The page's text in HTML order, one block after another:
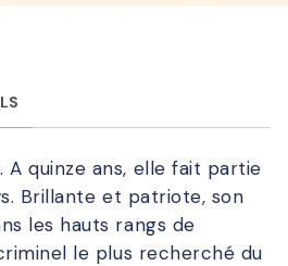
A quinze ans, elle fait partie
Brillante et patriote, son
les hauts rangs de
le plus recherché du